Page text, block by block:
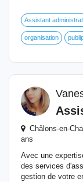
Assistant
organisation
Châlons-en-
ans
Avec une
des services
gestion de votre